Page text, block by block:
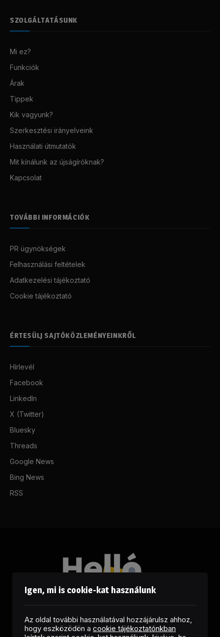
SZOLGÁLTATÁSUNK
Mi ez?
Funkciók
Árak
Tippek
Kik vagyunk?
Szerkesztési irányelveink
Használati útmutatók
Mit kínálunk az újságíróknak?
Kapcsolat
TOVÁBBI INFORMÁCIÓK
PR ügynökségek
Felhasználási feltételek
Adatkezelési tájékoztató
Cookie tájékoztató
ÉRTESÜLJ SAJTÓKÖZLEMÉNYEINKRŐL
Hírlevél
Facebook
LinkedIn
X (Twitter)
Bluesky
Threads
Google News
Bing News
RSS
Igen, mi is cookie-kat használunk
Az oldal további használatával hozzájárulsz ahhoz,
hogy eszközödön a cookie tájékoztatónkban